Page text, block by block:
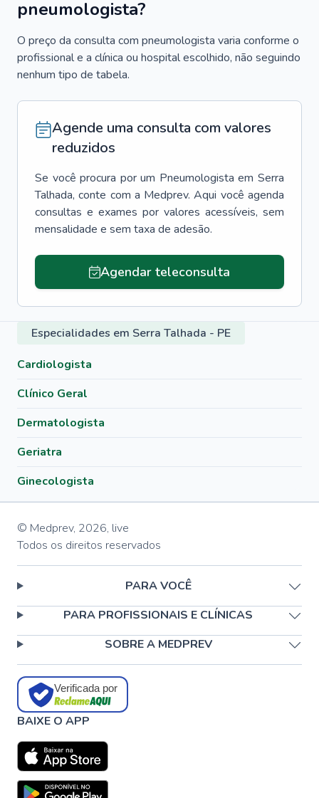
pneumologista?
O preço da consulta com pneumologista varia conforme o
profissional e a clínica ou hospital escolhido, não seguindo
nenhum tipo de tabela.
Agende uma consulta com valores
reduzidos
Se você procura por um Pneumologista em Serra
Talhada, conte com a Medprev. Aqui você agenda
consultas e exames por valores acessíveis, sem
mensalidade e sem taxa de adesão.
Agendar teleconsulta
Especialidades em Serra Talhada - PE
Cardiologista
Clínico Geral
Dermatologista
Geriatra
Ginecologista
© Medprev, 2026, live
Todos os direitos reservados
PARA VOCÊ
PARA PROFISSIONAIS E CLÍNICAS
SOBRE A MEDPREV
Verificada por
BAIXE O APP